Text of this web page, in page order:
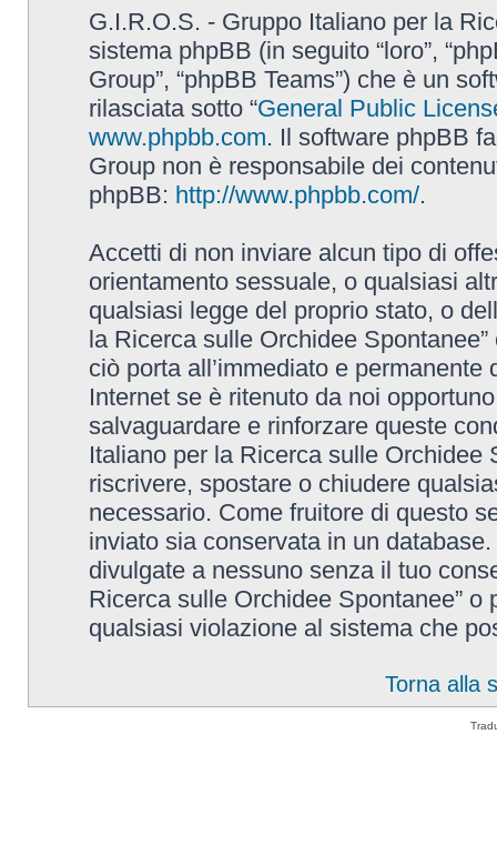
G.I.R.O.S. - Gruppo Italiano per la
sistema phpBB (in seguito “loro”,
Group”, “phpBB Teams”) che è un
rilasciata sotto “General Public
www.phpbb.com. Il software phpBB
Group non è responsabile dei
phpBB: http://www.phpbb.com/.
Accetti di non inviare alcun tipo di
orientamento sessuale, o qualsiasi
qualsiasi legge del proprio stato, o
la Ricerca sulle Orchidee
ciò porta all’immediato e
Internet se è ritenuto da noi
salvaguardare e rinforzare queste
Italiano per la Ricerca sulle Orchidee
riscrivere, spostare o chiudere
necessario. Come fruitore di questo
inviato sia conservata in un
divulgate a nessuno senza il tuo
Ricerca sulle Orchidee Spontanee”
qualsiasi violazione al sistema che
Torna alla